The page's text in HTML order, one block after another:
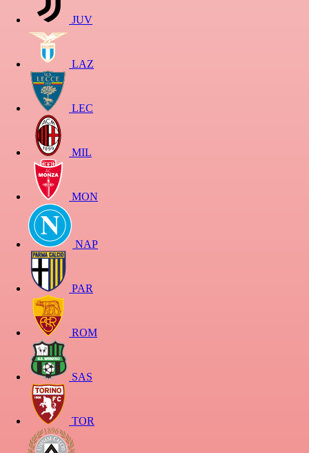
JUV
LAZ
LEC
MIL
MON
NAP
PAR
ROM
SAS
TOR